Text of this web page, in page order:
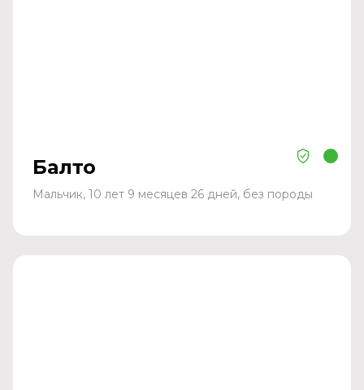
Балто
Мальчик, 10 лет 9 месяцев 26 дней, без породы